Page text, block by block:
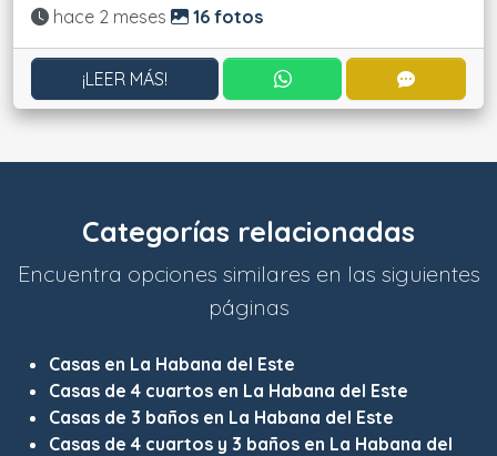
Actualizado:
hace 2 meses 16 fotos
¡LEER MÁS! CONTACTAR POR
Categorías relacionadas
Encuentra opciones similares en las siguientes
páginas
Casas en La Habana del Este
Casas de 4 cuartos en La Habana del Este
Casas de 3 baños en La Habana del Este
Casas de 4 cuartos y 3 baños en La Habana del